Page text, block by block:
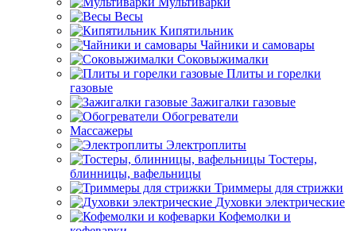
Весы
Кипятильник
Чайники и самовары
Соковыжималки
Плиты и горелки
газовые
Зажигалки газовые
Обогреватели
Массажеры
Электроплиты
Тостеры,
блинницы, вафельницы
Триммеры для стрижки
Духовки электрические
Кофемолки и